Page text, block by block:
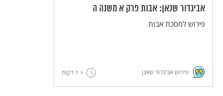
אביגדור שנאן: אבות פרק א משנה ה
פירוש למסכת אבות
פירוש אביגדור שאנן < 1 דקות